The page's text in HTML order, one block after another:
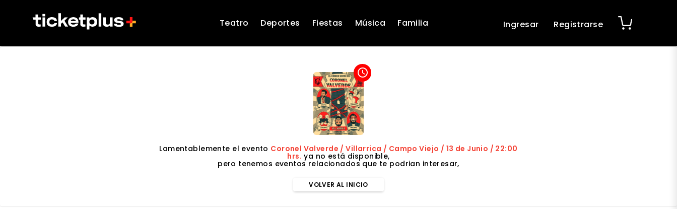
Teatro Deportes Fiestas Música Familia Ingresar Registrarse
access_time
Lamentablemente el evento Coronel Valverde / Villarrica / Campo Viejo / 13 de Junio / 22:00
hrs. ya no está disponible,
pero tenemos eventos relacionados que te podrian interesar,
VOLVER AL INICIO